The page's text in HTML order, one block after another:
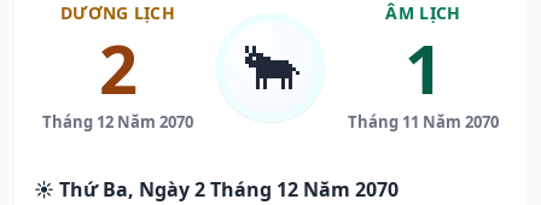
DƯƠNG LỊCH
2
Tháng 12 Năm 2070
🐂
ÂM LỊCH
1
Tháng 11 Năm 2070
☀️ Thứ Ba, Ngày 2 Tháng 12 Năm 2070